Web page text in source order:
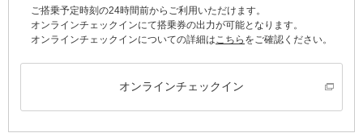
オンラインチェックイン
ご搭乗予定時刻の24時間前からご利用いただけます。
オンラインチェックインにて搭乗券の出力が可能となります。
オンラインチェックインについての詳細は こちら をご確認ください。